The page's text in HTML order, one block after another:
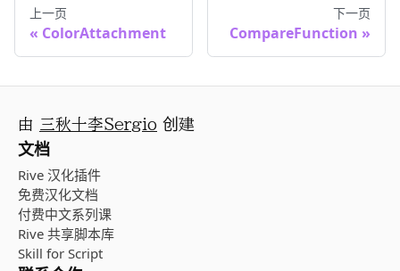
上一页
ColorAttachment
下一页
CompareFunction
由 三秋十李Sergio 创建
文档
Rive 汉化插件
免费汉化文档
付费中文系列课
Rive 共享脚本库
Skill for Script